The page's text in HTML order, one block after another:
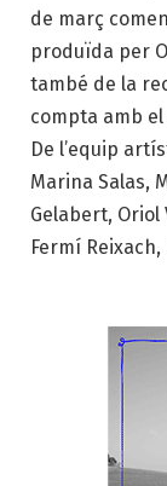
de març
produïda per
també de la
compta amb el
De l’equip
Marina Salas,
Gelabert, Oriol
Fermí Reixach,